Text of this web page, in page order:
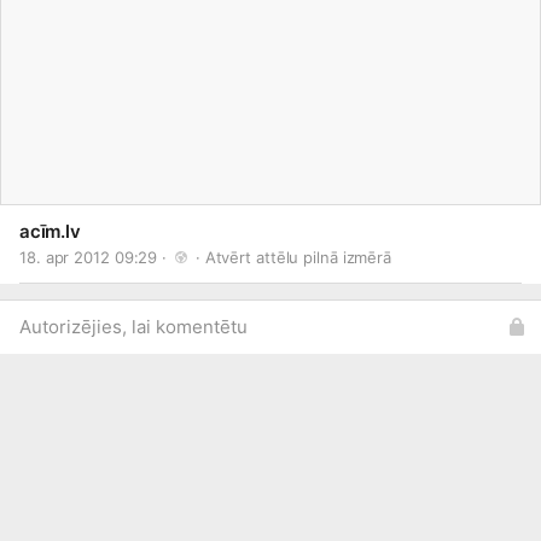
acīm.lv
18. apr 2012 09:29 · · Atvērt attēlu pilnā izmērā
Autorizējies, lai komentētu